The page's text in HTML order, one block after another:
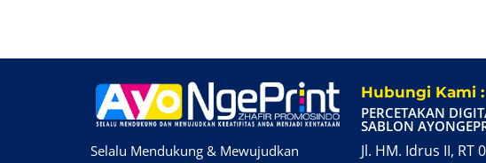
Selalu Mendukung & Mewujudkan
Hubungi Kami :
PERCETAKAN
SABLON
Jl. HM. Idrus II, RT